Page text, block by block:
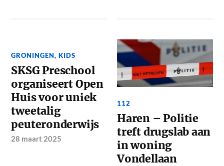
GRONINGEN,KIDS
SKSG Preschool
organiseert Open
Huis voor uniek
tweetalig
peuteronderwijs
28 maart 2025
112
Haren – Politie
treft drugslab aan
in woning
Vondellaan